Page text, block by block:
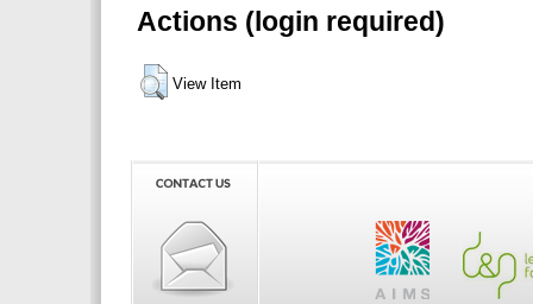
Actions (login required)
View Item